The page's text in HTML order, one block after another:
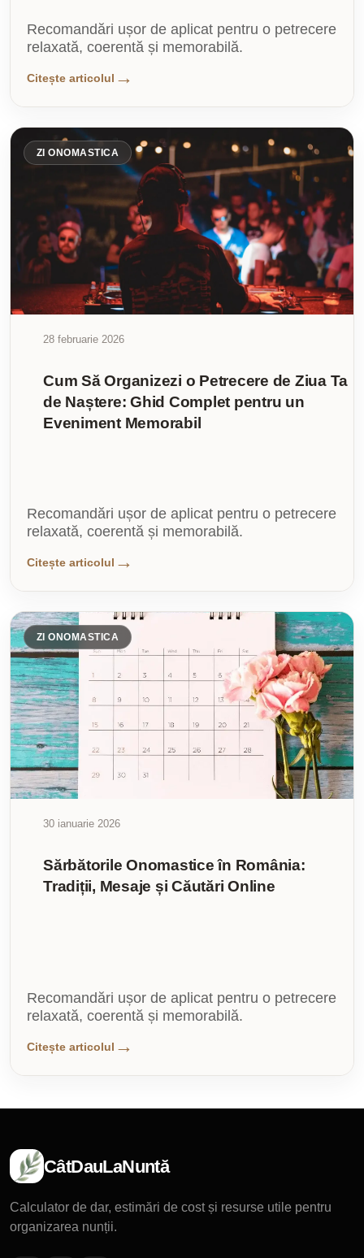
Recomandări ușor de aplicat pentru o petrecere
relaxată, coerentă și memorabilă.
Citește articolul
ZI ONOMASTICA
28 februarie 2026
Cum Să Organizezi o Petrecere de Ziua Ta
de Naștere: Ghid Complet pentru un
Eveniment Memorabil
Recomandări ușor de aplicat pentru o petrecere
relaxată, coerentă și memorabilă.
Citește articolul
ZI ONOMASTICA
30 ianuarie 2026
Sărbătorile Onomastice în România:
Tradiții, Mesaje și Căutări Online
Recomandări ușor de aplicat pentru o petrecere
relaxată, coerentă și memorabilă.
Citește articolul
CâtDauLaNuntă
Calculator de dar, estimări de cost și resurse utile pentru
organizarea nunții.